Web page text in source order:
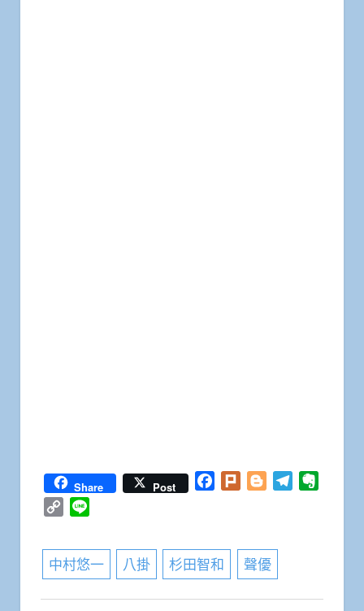
Share Post Facebook
Plurk BloggerTelegram
Copy
中村悠一 八掛 杉田智和 聲優